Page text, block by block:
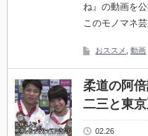
ね』の動画を
このモノマネ
おススメ ,動画
柔道の阿
二三と東
02.26